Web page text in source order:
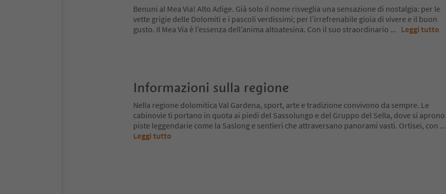
Benuni al Mea Via! Alto Adige. Già solo il nome risveglia una sensazione di nostalgia: per le
vette grigie delle Dolomiti e i pascoli verdissimi; per l’irrefrenabile gioia di vivere e il buon
gusto. Il Mea Via è l’essenza dell’anima altoatesina. Con il suo straordinario ... Leggi tutto
Informazioni sulla regione
Nella regione dolomitica Val Gardena, sport, arte e tradizione convivono da sempre. Le
cabinovie ti portano in quota ai piedi del Sassolungo e del Gruppo del Sella, dove si aprono
piste leggendarie come la Saslong e sentieri che attraversano panorami vasti. Ortisei, con ...
Leggi tutto